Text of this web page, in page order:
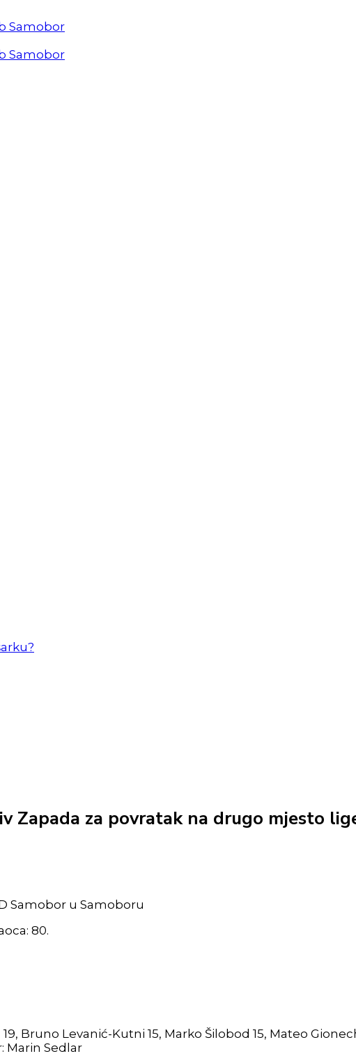
Zapada za povratak na drugo mjesto
Samobor u Samoboru
80.
Bruno Levanić-Kutni 15, Marko Šilobod 15, Mateo
Marin Sedlar